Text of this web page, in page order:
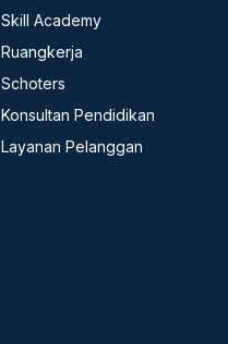
Skill Academy
Ruangkerja
Schoters
Konsultan Pendidikan
Layanan Pelanggan